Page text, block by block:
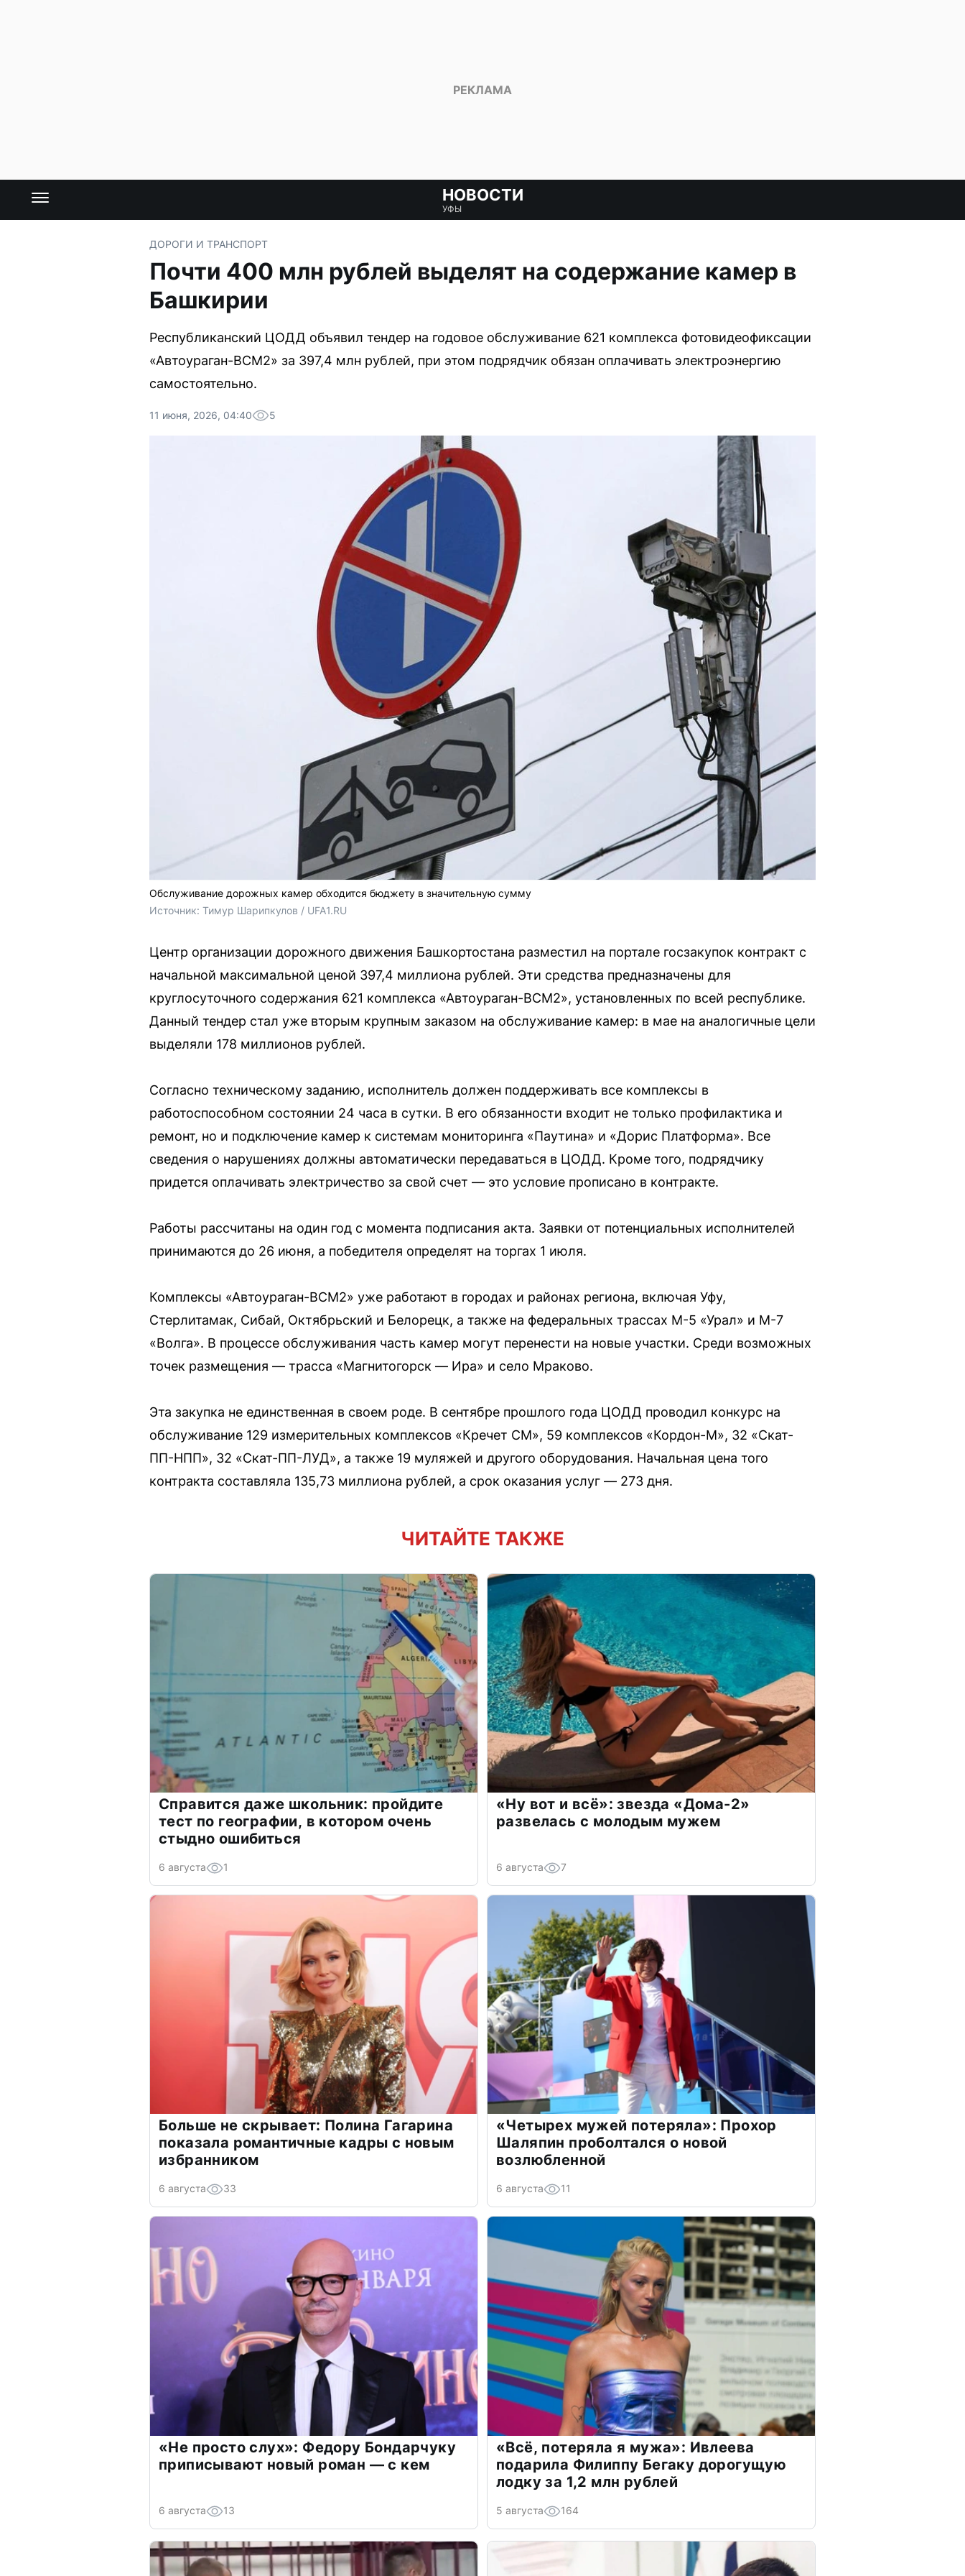
НОВОСТИ
УФЫ
ДОРОГИ И ТРАНСПОРТ
Почти 400 млн рублей выделят на содержание камер в
Башкирии
Республиканский ЦОДД объявил тендер на годовое обслуживание 621 комплекса фотовидеофиксации
«Автоураган-ВСМ2» за 397,4 млн рублей, при этом подрядчик обязан оплачивать электроэнергию
самостоятельно.
11 июня, 2026, 04:40 5
Обслуживание дорожных камер обходится бюджету в значительную сумму
Источник: Тимур Шарипкулов / UFA1.RU
Центр организации дорожного движения Башкортостана разместил на портале госзакупок контракт с
начальной максимальной ценой 397,4 миллиона рублей. Эти средства предназначены для
круглосуточного содержания 621 комплекса «Автоураган-ВСМ2», установленных по всей республике.
Данный тендер стал уже вторым крупным заказом на обслуживание камер: в мае на аналогичные цели
выделяли 178 миллионов рублей.
Согласно техническому заданию, исполнитель должен поддерживать все комплексы в
работоспособном состоянии 24 часа в сутки. В его обязанности входит не только профилактика и
ремонт, но и подключение камер к системам мониторинга «Паутина» и «Дорис Платформа». Все
сведения о нарушениях должны автоматически передаваться в ЦОДД. Кроме того, подрядчику
придется оплачивать электричество за свой счет — это условие прописано в контракте.
Работы рассчитаны на один год с момента подписания акта. Заявки от потенциальных исполнителей
принимаются до 26 июня, а победителя определят на торгах 1 июля.
Комплексы «Автоураган-ВСМ2» уже работают в городах и районах региона, включая Уфу,
Стерлитамак, Сибай, Октябрьский и Белорецк, а также на федеральных трассах М-5 «Урал» и М-7
«Волга». В процессе обслуживания часть камер могут перенести на новые участки. Среди возможных
точек размещения — трасса «Магнитогорск — Ира» и село Мраково.
Эта закупка не единственная в своем роде. В сентябре прошлого года ЦОДД проводил конкурс на
обслуживание 129 измерительных комплексов «Кречет СМ», 59 комплексов «Кордон-М», 32 «Скат-
ПП-НПП», 32 «Скат-ПП-ЛУД», а также 19 муляжей и другого оборудования. Начальная цена того
контракта составляла 135,73 миллиона рублей, а срок оказания услуг — 273 дня.
ЧИТАЙТЕ ТАКЖЕ
Справится даже школьник: пройдите
тест по географии, в котором очень
стыдно ошибиться
6 августа 1
«Ну вот и всё»: звезда «Дома-2»
развелась с молодым мужем
6 августа 7
Больше не скрывает: Полина Гагарина
показала романтичные кадры с новым
избранником
6 августа 33
«Четырех мужей потеряла»: Прохор
Шаляпин проболтался о новой
возлюбленной
6 августа 11
«Не просто слух»: Федору Бондарчуку
приписывают новый роман — с кем
6 августа 13
«Всё, потеряла я мужа»: Ивлеева
подарила Филиппу Бегаку дорогущую
лодку за 1,2 млн рублей
5 августа 164